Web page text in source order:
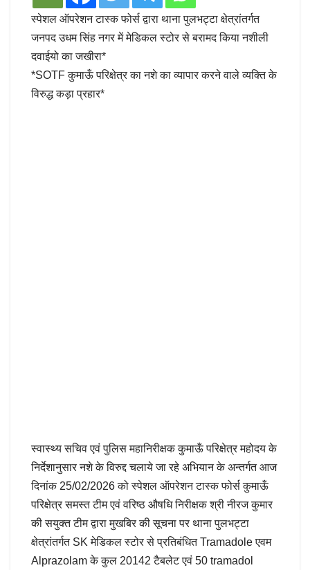
स्पेशल ऑपरेशन टास्क फोर्स द्वारा थाना पुलभट्टा क्षेत्रांतर्गत
जनपद उधम सिंह नगर में मेडिकल स्टोर से बरामद किया नशीली
दवाईयो का जखीरा*
*SOTF कुमाऊँ परिक्षेत्र का नशे का व्यापार करने वाले व्यक्ति के
विरुद्ध कड़ा प्रहार*
स्वास्थ्य सचिव एवं पुलिस महानिरीक्षक कुमाऊँ परिक्षेत्र महोदय के
निर्देशानुसार नशे के विरुद्द चलाये जा रहे अभियान के अन्तर्गत आज
दिनांक 25/02/2026 को स्पेशल ऑपरेशन टास्क फोर्स कुमाऊँ
परिक्षेत्र समस्त टीम एवं वरिष्ठ औषधि निरीक्षक श्री नीरज कुमार
की सयुक्त टीम द्वारा मुखबिर की सूचना पर थाना पुलभट्टा
क्षेत्रांतर्गत SK मेडिकल स्टोर से प्रतिबंधित Tramadole एवम
Alprazolam के कुल 20142 टैबलेट एवं 50 tramadol